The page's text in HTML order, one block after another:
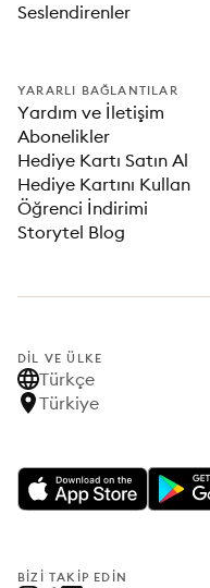
Seslendirenler
YARARLI BAĞLANTILAR
Yardım ve İletişim
Abonelikler
Hediye Kartı Satın Al
Hediye Kartını Kullan
Öğrenci İndirimi
Storytel Blog
DIL VE ÜLKE
Türkçe
Türkiye
BIZI TAKIP EDIN